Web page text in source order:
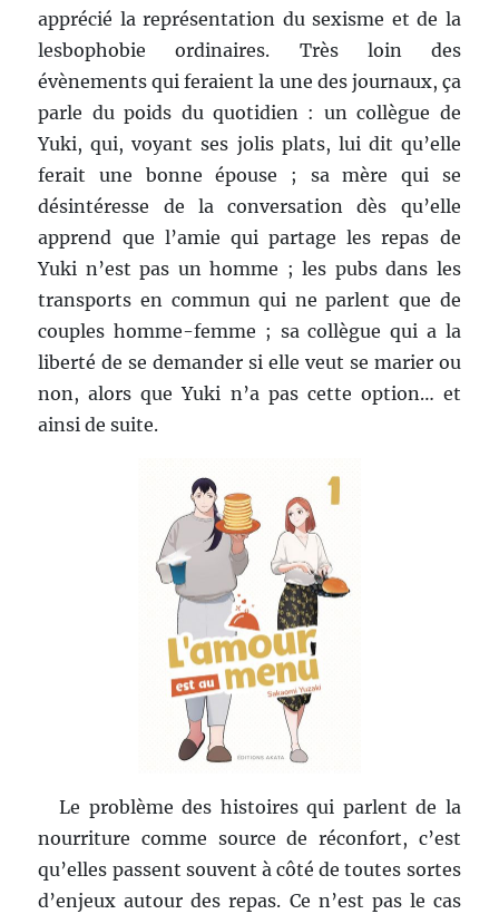
apprécié la représentation du sexisme et de la
lesbophobie ordinaires. Très loin des
évènements qui feraient la une des journaux, ça
parle du poids du quotidien : un collègue de
Yuki, qui, voyant ses jolis plats, lui dit qu’elle
ferait une bonne épouse ; sa mère qui se
désintéresse de la conversation dès qu’elle
apprend que l’amie qui partage les repas de
Yuki n’est pas un homme ; les pubs dans les
transports en commun qui ne parlent que de
couples homme-femme ; sa collègue qui a la
liberté de se demander si elle veut se marier ou
non, alors que Yuki n’a pas cette option… et
ainsi de suite.
Le problème des histoires qui parlent de la
nourriture comme source de réconfort, c’est
qu’elles passent souvent à côté de toutes sortes
d’enjeux autour des repas. Ce n’est pas le cas